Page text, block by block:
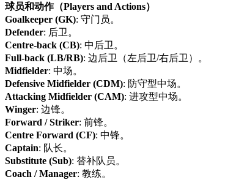
球员和动作（Players and Actions）
Goalkeeper (GK): 守门员。
Defender: 后卫。
Centre-back (CB): 中后卫。
Full-back (LB/RB): 边后卫（左后卫/右后卫）。
Midfielder: 中场。
Defensive Midfielder (CDM): 防守型中场。
Attacking Midfielder (CAM): 进攻型中场。
Winger: 边锋。
Forward / Striker: 前锋。
Centre Forward (CF): 中锋。
Captain: 队长。
Substitute (Sub): 替补队员。
Coach / Manager: 教练。